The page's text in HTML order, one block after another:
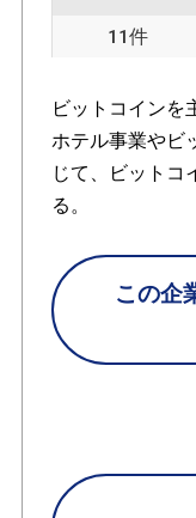
11件
ビットコインを
ホテル事業やビ
じて、ビットコ
る。
この企